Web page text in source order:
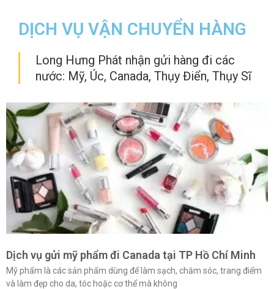
DỊCH VỤ VẬN CHUYỂN HÀNG
Long Hưng Phát nhận gửi hàng đi các
nước: Mỹ, Úc, Canada, Thụy Điển, Thụy Sĩ
Dịch vụ gửi mỹ phẩm đi Canada tại TP Hồ Chí Minh
Mỹ phẩm là các sản phẩm dùng để làm sạch, chăm sóc, trang điểm
và làm đẹp cho da, tóc hoặc cơ thể mà không